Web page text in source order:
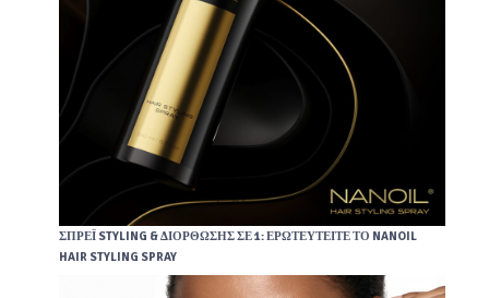
ΣΠΡΈΙ STYLING & ΔΙΌΡΘΩΣΗΣ ΣΕ 1: ΕΡΩΤΕΥΤΕΊΤΕ ΤΟ NANOIL
HAIR STYLING SPRAY